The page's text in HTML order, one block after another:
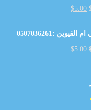
$5.00
:0507036261
$5.00